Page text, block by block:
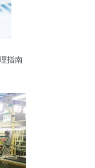
指南